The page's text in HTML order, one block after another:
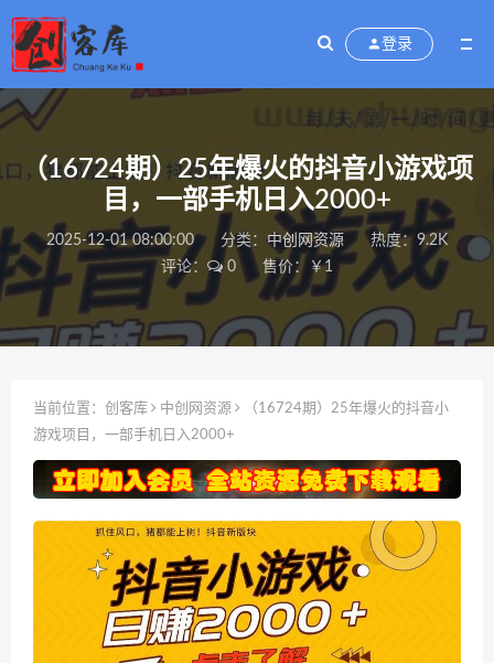
登录
（16724期）25年爆火的抖音小游戏项
目，一部手机日入2000+
2025-12-01 08:00:00 分类： 中创网资源
热度：9.2K
评论：
0 售价：￥1
当前位置： 创客库 中创网资源
（16724期）25年爆火的抖音小
游戏项目，一部手机日入2000+